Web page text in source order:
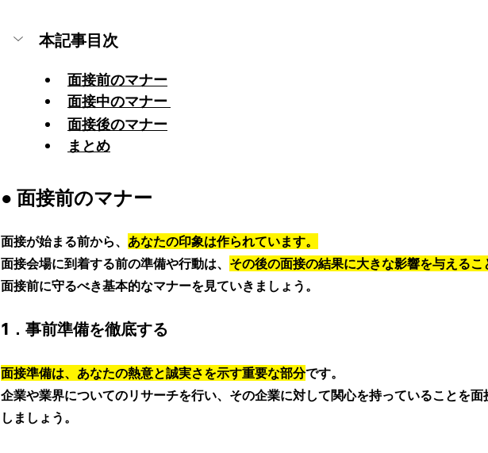
本記事目次
面接前のマナー
面接中のマナー
面接後のマナー
まとめ
● 面接前のマナー
面接が始まる前から、 あなたの印象は作られています。
面接会場に到着する前の準備や行動は、 その後の面接の結果に大きな影響を与えるこ
面接前に守るべき基本的なマナーを見ていきましょう。
1．事前準備を徹底する
面接準備は、あなたの熱意と誠実さを示す重要な部分です。
企業や業界についてのリサーチを行い、その企業に対して関心を持っていることを
しましょう。